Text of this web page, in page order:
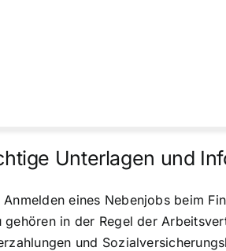
Unterlagen und
Anmelden eines Nebenjobs beim
gehören in der Regel der
und